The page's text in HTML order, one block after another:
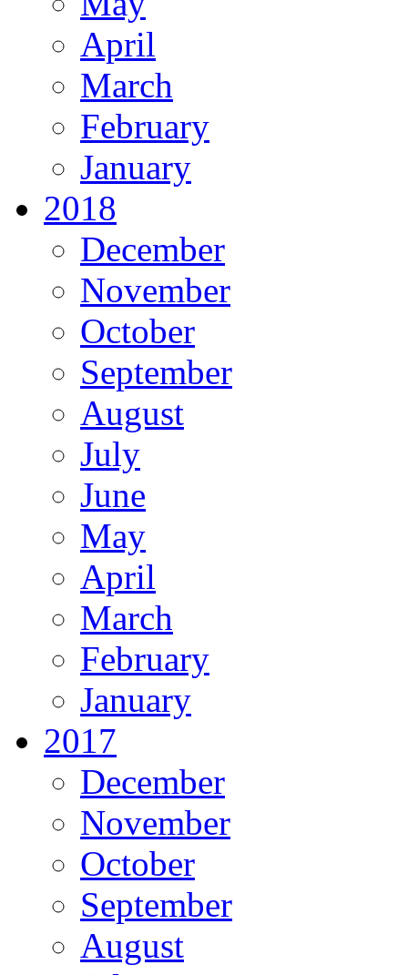
April
March
February
January
2018
December
November
October
September
August
July
June
May
April
March
February
January
2017
December
November
October
September
August